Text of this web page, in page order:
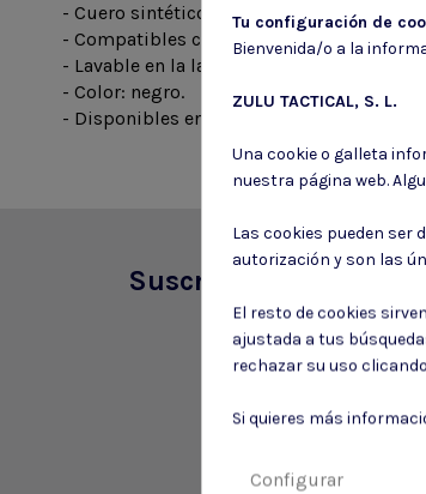
- Cuero sintético de 0,6 mm de grosor.
- Compatibles con pantallas táctiles.
- Lavable en la lavadora.
- Color: negro.
- Disponibles en varias tallas: S, M, L, XL y
Suscríbete a nuestro
Tu configuración de
Bienvenida/o a la
ZULU TACTICAL, S. L.
Una cookie o galleta
nuestra página web.
Las cookies pueden ser
autorización y son las
El resto de cookies
ajustada a tus
rechazar su uso
Si quieres más
Configurar